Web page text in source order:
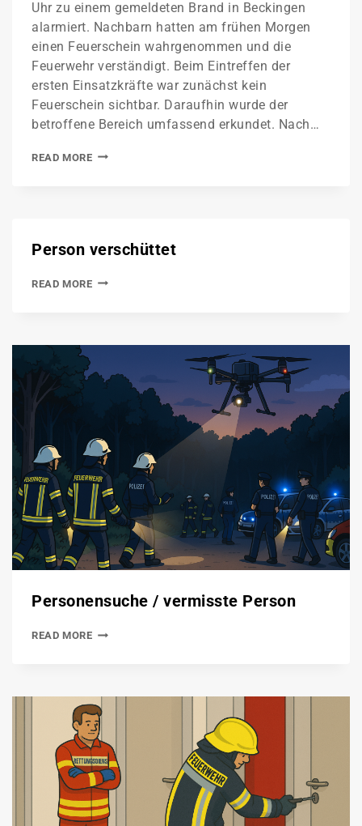
Uhr zu einem gemeldeten Brand in Beckingen
alarmiert. Nachbarn hatten am frühen Morgen
einen Feuerschein wahrgenommen und die
Feuerwehr verständigt. Beim Eintreffen der
ersten Einsatzkräfte war zunächst kein
Feuerschein sichtbar. Daraufhin wurde der
betroffene Bereich umfassend erkundet. Nach…
READ MORE
Person verschüttet
READ MORE
Personensuche / vermisste Person
READ MORE